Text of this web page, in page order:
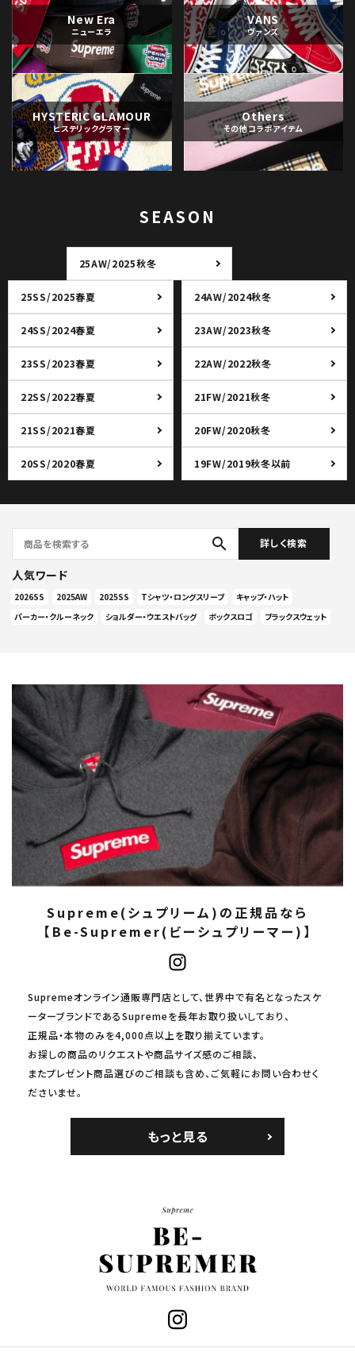
New Era
ニューエラ
VANS
ヴァンズ
HYSTERIC GLAMOUR
ヒステリックグラマー
Others
その他コラボアイテム
SEASON
25AW/2025秋冬
25SS/2025春夏 24AW/2024秋冬
24SS/2024春夏 23AW/2023秋冬
23SS/2023春夏 22AW/2022秋冬
22SS/2022春夏 21FW/2021秋冬
21SS/2021春夏 20FW/2020秋冬
20SS/2020春夏 19FW/2019秋冬以前
search 詳しく検索
人気ワード
2026SS 2025AW 2025SS Tシャツ・ロングスリーブ
キャップ・ハット
パーカー・クルーネック
ショルダー・ウエストバッグ ボックスロゴ ブラックスウェット
Supreme(シュプリーム)の正規品なら
【Be-Supremer(ビーシュプリーマー)】
Supremeオンライン通販専門店として、世界中で有名となったスケ
ーターブランドであるSupremeを長年お取り扱いしており、
正規品・本物のみを4,000点以上を取り揃えています。
お探しの商品のリクエストや商品サイズ感のご相談、
またプレゼント商品選びのご相談も含め、ご気軽にお問い合わせく
ださいませ。
もっと見る